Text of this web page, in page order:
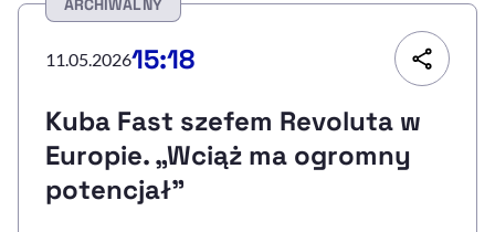
ARCHIWALNY
11.05.202615:18
Kuba Fast szefem Revoluta w
Europie. „Wciąż ma ogromny
potencjał"